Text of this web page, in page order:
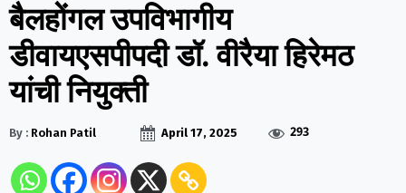
बैलहोंगल उपविभागीय
डीवायएसपीपदी डॉ. वीरैया हिरेमठ
यांची नियुक्ती
By : Rohan Patil April 17, 2025 293